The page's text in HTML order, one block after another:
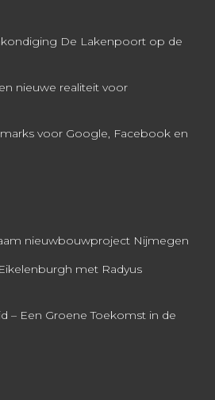
De Lakenpoort op de
nieuwe realiteit voor
voor Google, Facebook en
nieuwbouwproject Nijmegen
met Radyus
– Een Groene Toekomst in de